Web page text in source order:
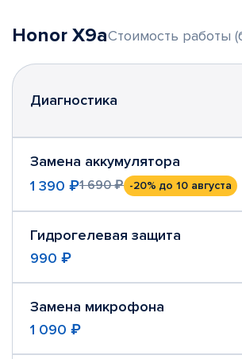
Honor X9aСтоимость работы
Диагностика
Замена аккумулятора
1 390 ₽1 690 ₽ -20% до 10 августа
Гидрогелевая защита
990 ₽
Замена микрофона
1 090 ₽